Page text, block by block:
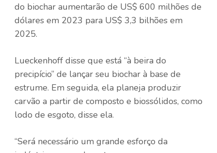
do biochar aumentarão de US$ 600 milhões de
dólares em 2023 para US$ 3,3 bilhões em
2025.
Lueckenhoff disse que está “à beira do
precipício” de lançar seu biochar à base de
estrume. Em seguida, ela planeja produzir
carvão a partir de composto e biossólidos, como
lodo de esgoto, disse ela.
“Será necessário um grande esforço da